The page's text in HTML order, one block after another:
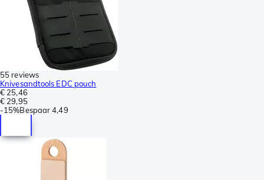
55 reviews
Knivesandtools EDC pouch
€ 25,46
€ 29,95
-15%Bespaar 4,49